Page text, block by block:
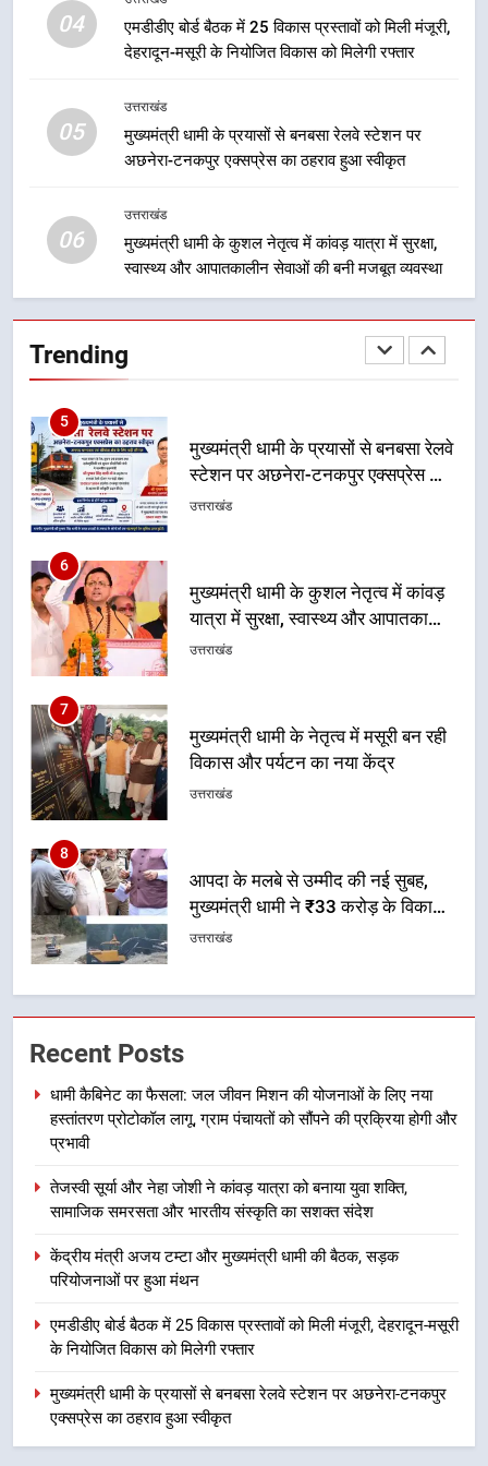
04
एमडीडीए बोर्ड बैठक में 25 विकास प्रस्तावों को मिली मंजूरी,
देहरादून-मसूरी के नियोजित विकास को मिलेगी रफ्तार
05
उत्तराखंड
मुख्यमंत्री धामी के प्रयासों से बनबसा रेलवे स्टेशन पर
अछनेरा-टनकपुर एक्सप्रेस का ठहराव हुआ स्वीकृत
06
उत्तराखंड
मुख्यमंत्री धामी के कुशल नेतृत्व में कांवड़ यात्रा में सुरक्षा,
स्वास्थ्य और आपातकालीन सेवाओं की बनी मजबूत व्यवस्था
Trending
केंद्रीय मंत्री अजय टम्टा और मुख्यमंत्री
धामी की बैठक, सड़क परियोजनाओं पर
4
एमडीडीए बोर्ड बैठक में 25 विकास प्रस्तावों
स्टेशन पर अछनेरा-टनकपुर एक्सप्रेस का
6
मुख्यमंत्री धामी के कुशल नेतृत्व में कांवड़
यात्रा में सुरक्षा, स्वास्थ्य और आपातकालीन
सेवाओं की बनी मजबूत व्यवस्था
उत्तराखंड
7
मुख्यमंत्री धामी के नेतृत्व में मसूरी बन रही
विकास और पर्यटन का नया केंद्र
उत्तराखंड
8
आपदा के मलबे से उम्मीद की नई सुबह,
मुख्यमंत्री धामी ने ₹33 करोड़ के विकास
और राहत कार्यों से धराली को फिर खड़ा
उत्तराखंड
1
धामी कैबिनेट का फैसला: जल जीवन
मिशन की योजनाओं के लिए नया हस्तांतरण
प्रोटोकॉल लागू, ग्राम पंचायतों को सौंपने
उत्तराखंड
समरसता और भारतीय संस्कृति का सशक्त
संदेश
उत्तराखंड
3
केंद्रीय मंत्री अजय टम्टा और मुख्यमंत्री
धामी की बैठक, सड़क परियोजनाओं पर
4
एमडीडीए बोर्ड बैठक में 25 विकास प्रस्तावों
को मिली मंजूरी, देहरादून-मसूरी के
Recent Posts
धामी कैबिनेट का फैसला: जल जीवन मिशन की योजनाओं के लिए नया
हस्तांतरण प्रोटोकॉल लागू, ग्राम पंचायतों को सौंपने की प्रक्रिया होगी और
प्रभावी
तेजस्वी सूर्या और नेहा जोशी ने कांवड़ यात्रा को बनाया युवा शक्ति,
सामाजिक समरसता और भारतीय संस्कृति का सशक्त संदेश
केंद्रीय मंत्री अजय टम्टा और मुख्यमंत्री धामी की बैठक, सड़क
परियोजनाओं पर हुआ मंथन
एमडीडीए बोर्ड बैठक में 25 विकास प्रस्तावों को मिली मंजूरी, देहरादून-मसूरी
के नियोजित विकास को मिलेगी रफ्तार
मुख्यमंत्री धामी के प्रयासों से बनबसा रेलवे स्टेशन पर अछनेरा-टनकपुर
एक्सप्रेस का ठहराव हुआ स्वीकृत